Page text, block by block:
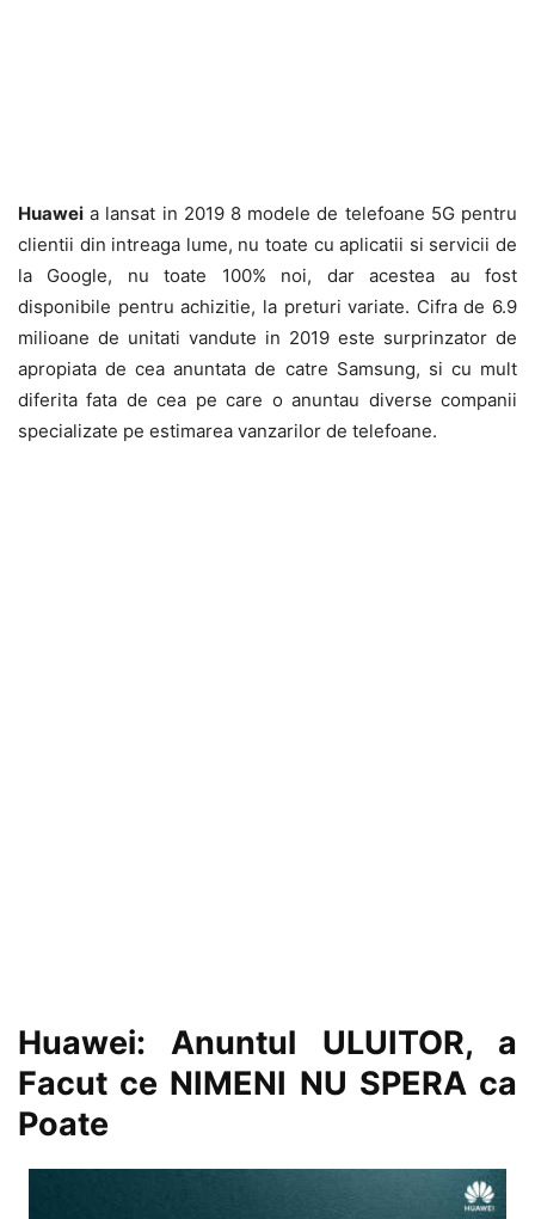
Huawei a lansat in 2019 8 modele de telefoane 5G pentru
clientii din intreaga lume, nu toate cu aplicatii si servicii de
la Google, nu toate 100% noi, dar acestea au fost
disponibile pentru achizitie, la preturi variate. Cifra de 6.9
milioane de unitati vandute in 2019 este surprinzator de
apropiata de cea anuntata de catre Samsung, si cu mult
diferita fata de cea pe care o anuntau diverse companii
specializate pe estimarea vanzarilor de telefoane.
Huawei: Anuntul ULUITOR, a
Facut ce NIMENI NU SPERA ca
Poate